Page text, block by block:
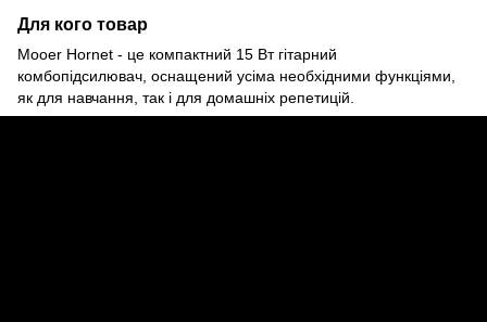
Для кого товар
Mooer Hornet - це компактний 15 Вт гітарний
комбопідсилювач, оснащений усіма необхідними функціями,
як для навчання, так і для домашніх репетицій.